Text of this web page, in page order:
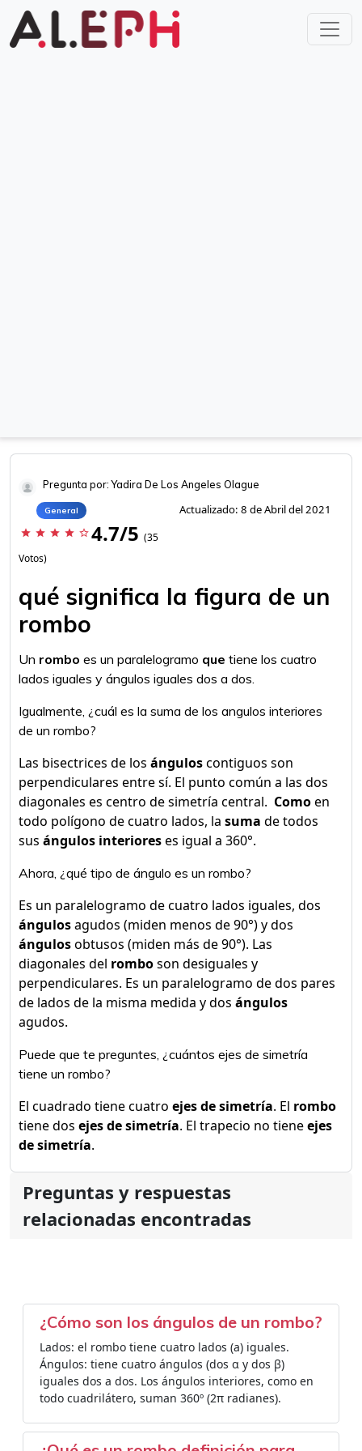
Pregunta por: Yadira De Los Angeles Olague
General Actualizado: 8 de Abril del 2021
star star star star star_border 4.7/5 (35
Votos)
qué significa la figura de un
rombo
Un rombo es un paralelogramo que tiene los cuatro
lados iguales y ángulos iguales dos a dos.
Igualmente, ¿cuál es la suma de los angulos interiores
de un rombo?
Las bisectrices de los ánguloscontiguos son
perpendiculares entre sí. El punto común a las dos
diagonales es centro de simetría central. ​ Comoen
todo polígono de cuatro lados, la suma de todos
sus ángulos interioreses igual a 360°.
Ahora, ¿qué tipo de ángulo es un rombo?
Es un paralelogramo de cuatro lados iguales, dos
ángulosagudos (miden menos de 90°) y dos
ángulosobtusos (miden más de 90°). Las
diagonales del romboson desiguales y
perpendiculares. Es un paralelogramo de dos pares
de lados de la misma medida y dos ángulos
agudos.
Puede que te preguntes, ¿cuántos ejes de simetría
tiene un rombo?
El cuadrado tiene cuatro ejes de simetría. El rombo
tiene dos ejes de simetría. El trapecio no tieneejes
de simetría.
Preguntas y respuestas
relacionadas encontradas
¿Cómo son los ángulos de un rombo?
Lados: el rombo tiene cuatro lados (a) iguales.
Ángulos: tiene cuatro ángulos (dos α y dos β)
iguales dos a dos. Los ángulos interiores, como en
todo cuadrilátero, suman 360º (2π radianes).